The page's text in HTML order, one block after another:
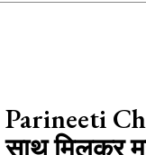
Parineeti